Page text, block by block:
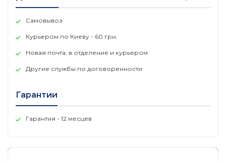
Антенна
Параметры беспроводной связи
5 ГГц:
11n: до 300 Мбит/c
Самовывоз
Курьером по Киеву - 60 грн.
Новая почта: в отделение и курьером
Другие службы по договоренности
Гарантии
Гарантия - 12 месцев